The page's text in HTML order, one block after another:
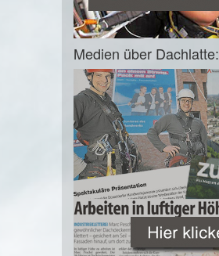
Medien über Dachlatte: